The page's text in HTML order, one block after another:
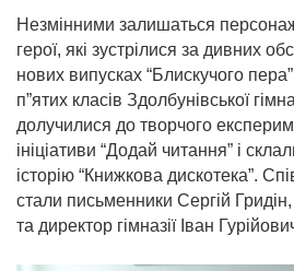
Незмінними залишаться
герої, які зустрілися за дивних
нових випусках “Блискучого
п”ятих класів Здолбунівської
долучилися до творчого
ініціативи “Додай читання” і
історію “Книжкова дискотека”.
стали письменники Сергій Гридін,
та директор гімназії Іван